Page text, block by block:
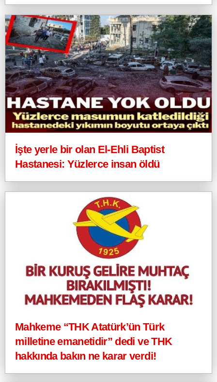
İşte yerle bir olan El-Ehli Baptist
Hastanesi: Yüzlerce insan öldü
Mahkeme “THK Atatürk’ün Türk
milletine emanetidir” dedi ve THK
hakkında bakın ne karar verdi!